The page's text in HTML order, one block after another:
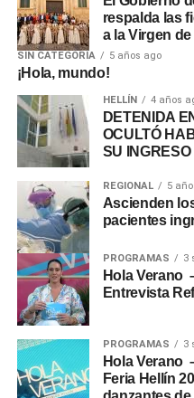
respalda las
a la Virgen
SIN CATEGORÍA 5 años ago
¡Hola, mundo!
HELLÍN 4 años
DETENIDA
OCULTÓ
SU
REGIONAL 5
Ascienden
pacientes
PROGRAMAS 3
Hola Verano
Entrevista
PROGRAMAS 3
Hola Verano
Feria Hellín